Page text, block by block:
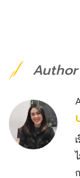
Author